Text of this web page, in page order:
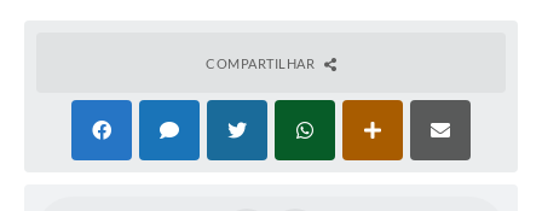
COMPARTILHAR